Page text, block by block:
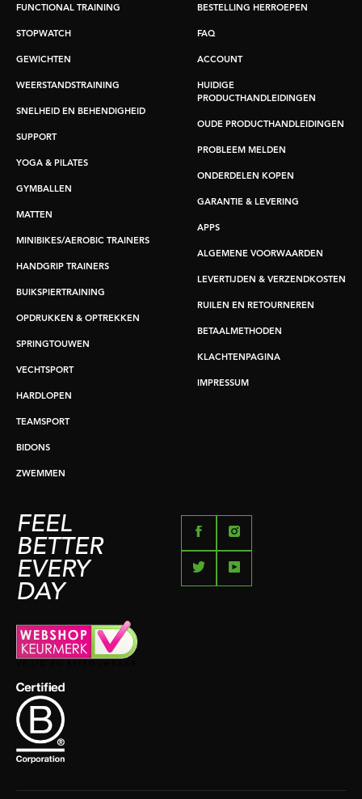
FUNCTIONAL TRAINING
STOPWATCH
GEWICHTEN
WEERSTANDSTRAINING
SNELHEID EN BEHENDIGHEID
SUPPORT
YOGA & PILATES
GYMBALLEN
MATTEN
MINIBIKES/AEROBIC TRAINERS
HANDGRIP TRAINERS
BUIKSPIERTRAINING
OPDRUKKEN & OPTREKKEN
SPRINGTOUWEN
VECHTSPORT
HARDLOPEN
TEAMSPORT
BIDONS
ZWEMMEN
BESTELLING HERROEPEN
FAQ
ACCOUNT
HUIDIGE
PRODUCTHANDLEIDINGEN
OUDE PRODUCTHANDLEIDINGEN
PROBLEEM MELDEN
ONDERDELEN KOPEN
GARANTIE & LEVERING
APPS
ALGEMENE VOORWAARDEN
LEVERTIJDEN & VERZENDKOSTEN
RUILEN EN RETOURNEREN
BETAALMETHODEN
KLACHTENPAGINA
IMPRESSUM
FEEL
BETTER
EVERY
DAY